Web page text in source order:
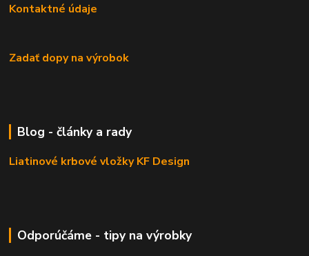
Kontaktné údaje
Zadať dopy na výrobok
Blog - články a rady
Liatinové krbové vložky KF Design
Odporúčáme - tipy na výrobky